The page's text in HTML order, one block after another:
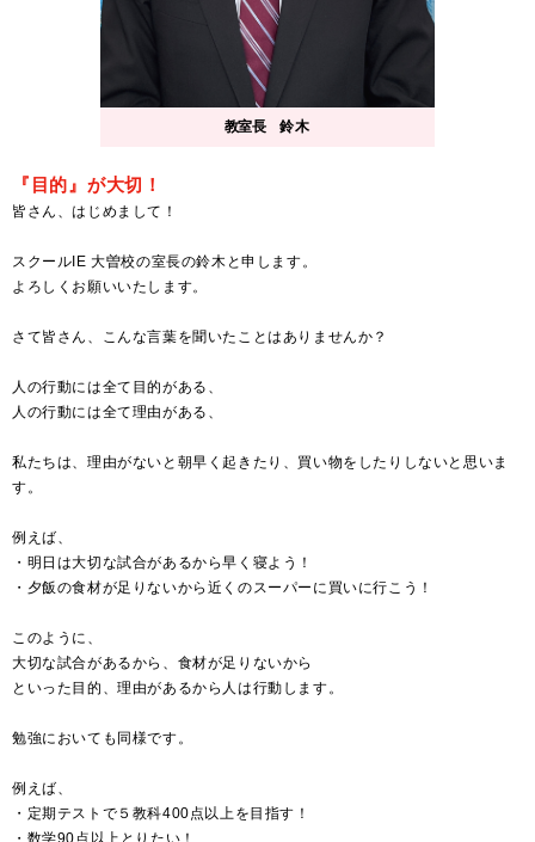
教室長 鈴木
『目的』が大切！
皆さん、はじめまして！
スクールIE 大曽校の室長の鈴木と申します。
よろしくお願いいたします。
さて皆さん、こんな言葉を聞いたことはありませんか？
人の行動には全て目的がある、
人の行動には全て理由がある、
私たちは、理由がないと朝早く起きたり、買い物をしたりしないと思いま
す。
例えば、
・明日は大切な試合があるから早く寝よう！
・夕飯の食材が足りないから近くのスーパーに買いに行こう！
このように、
大切な試合があるから、食材が足りないから
といった目的、理由があるから人は行動します。
勉強においても同様です。
例えば、
・定期テストで５教科400点以上を目指す！